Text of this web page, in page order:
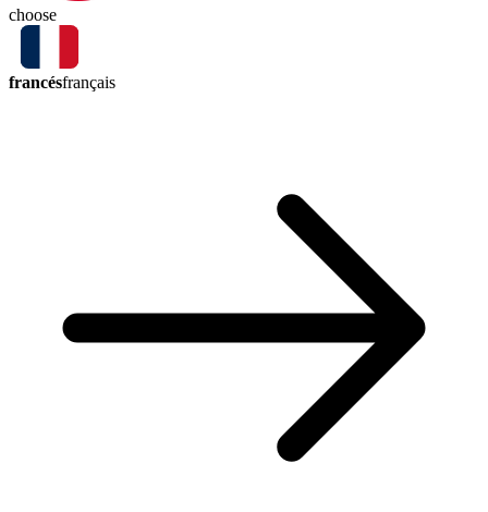
choose
francésfrançais